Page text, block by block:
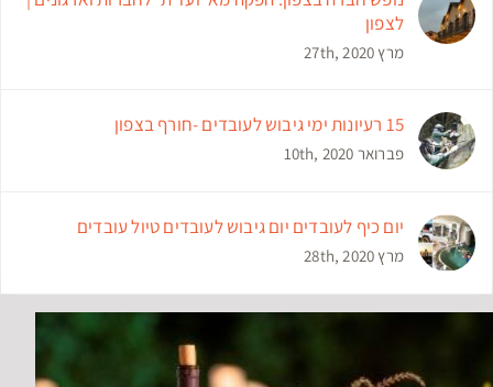
לצפון
מרץ 27th, 2020
15 רעיונות ימי גיבוש לעובדים -חורף בצפון
פברואר 10th, 2020
יום כיף לעובדים יום גיבוש לעובדים טיול עובדים
מרץ 28th, 2020